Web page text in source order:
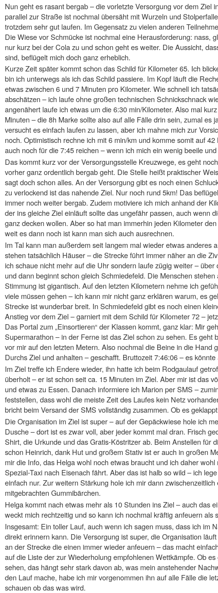
Nun geht es rasant bergab – die vorletzte Versorgung vor dem Ziel
parallel zur Straße ist nochmal übersäht mit Wurzeln und
trotzdem sehr gut laufen. Im Gegensatz zu vielen anderen
Die Wiese vor Schmücke ist nochmal eine Herausforderung: nass,
nur kurz bei der Cola zu und schon geht es weiter. Die Aussicht,
sind, beflügelt mich doch ganz erheblich.
Kurze Zeit später kommt schon das Schild für Kilometer 65. Ich
bin ich unterwegs als ich das Schild passiere. Im Kopf läuft die
etwas zwischen 6 und 7 Minuten pro Kilometer. Wie schnell ich
abschätzen – ich laufe ohne großen technischen Schnickschnack
angenähert laufe ich etwas um die 6:30 min/Kilometer. Also mal
Minuten – die 8h Marke sollte also auf alle Fälle drin sein, zumal es
versucht es einfach laufen zu lassen, aber ich mahne mich zur
noch. Optimistisch rechne ich mit 6 min/km und komme somit auf
auch noch für die 7:45 reichen – wenn ich mich ein wenig beeile
Das kommt kurz vor der Versorgungsstelle Kreuzwege, es geht
vorher ganz ordentlich bergab geht. Die Stelle heißt praktischer
sagt doch schon alles. An der Versorgung gibt es noch einen
zu verlockend ist das nahende Ziel. Nur noch rund 5km! Das
immer noch weiter bergab. Zudem motiviere ich mich anhand der
der ins gleiche Ziel einläuft sollte das ungefähr passen, auch wenn
ganz decken wollen. Aber so hat man immerhin jeden Kilometer
weit es dann noch ist kann man sich auch ausrechnen.
Im Tal kann man außerdem seit langem mal wieder etwas anderes
stehen tatsächlich Häuser – die Strecke führt immer näher an die
ich schaue nicht mehr auf die Uhr sondern laufe zügig weiter –
und dann beginnt schon gleich Schmiedefeld. Die Menschen
Stimmung ist gigantisch. Auf den letzten Kilometern nehme ich
viele müssen gehen – ich kann mir nicht ganz erklären warum, es
Strecke ist wunderbar breit. In Schmiedefeld gibt es noch einen
Anstieg vor dem Ziel – garniert mit dem Schild für Kilometer 72 –
Das Portal zum „Einsortieren“ der Klassen kommt, ganz klar: Mir
Supermarathon – in der Ferne ist das Ziel schon zu sehen. Es geht
vor mir auf den letzten Metern. Also nochmal die Beine in die Hand
Durchs Ziel und anhalten – geschafft. Bruttozeit 7:46:06 – es
Im Ziel treffe ich Endere wieder, ihn hatte ich beim Rodgaulauf
überholt – er ist schon seit ca. 15 Minuten im Ziel. Aber mir ist das
und etwas zu Essen. Danach informiere ich Marion per SMS –
feststellen, dass wohl die meiste Zeit des Laufes kein Netz
bricht beim Versand der SMS vollständig zusammen. Ob es
Die Organisation im Ziel ist super – auf der Gepäckwiese hole ich
Dusche – dort ist es zwar voll, aber jeder kommt mal dran. Frisch
Shirt, die Urkunde und das Gratis-Köstritzer ab. Beim Anstellen für
schon Heinrich, dank Hut und großem Stativ ist er auch in großen
mir die Info, das Helga wohl noch etwas braucht und ich daher
Spezial-Taxi nach Eisenach fährt. Aber das ist halb so wild – ich
einfach nur. Zur weitern Stärkung hole ich mir dann
mitgebrachten Gummibärchen.
Helga kommt nach etwas mehr als 10 Stunden ins Ziel – auch das
weckt mich rechtzeitig und so kann ich nochmal kräftig anfeuern als
Insgesamt: Ein toller Lauf, auch wenn ich sagen muss, dass ich im
direkt erinnern kann. Die Versorgung ist super, die Organisation
an der Strecke die einen immer wieder anfeuern – das macht
auf die Liste der zur Wiederholung empfohlenen Wettkämpfe. Ob
sehen, das hängt sehr stark davon ab, was mein anstehender
den Lauf mache, habe ich mir vorgenommen ihn auf alle Fälle die
schauen ob das was wird.